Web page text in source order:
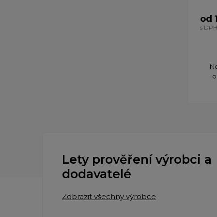
od
s DPH
Lety prověření výrobci a
dodavatelé
Zobrazit všechny výrobce